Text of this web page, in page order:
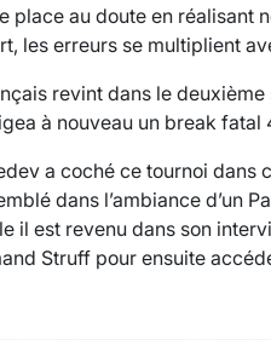
place au doute en réalisant
les erreurs se multiplient
revint dans le
à nouveau un break fatal
a coché ce tournoi dans
dans l’ambiance d’un
il est revenu dans son
Struff pour ensuite